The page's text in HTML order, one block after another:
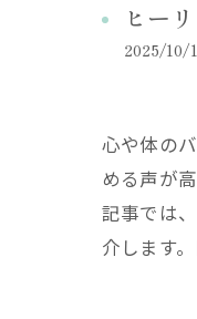
ヒー
2025/10/
心や体の
める声が
記事では
介します